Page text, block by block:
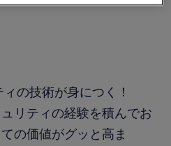
の技術が身につく！
リティの経験を積んでお
の価値がグッと高ま